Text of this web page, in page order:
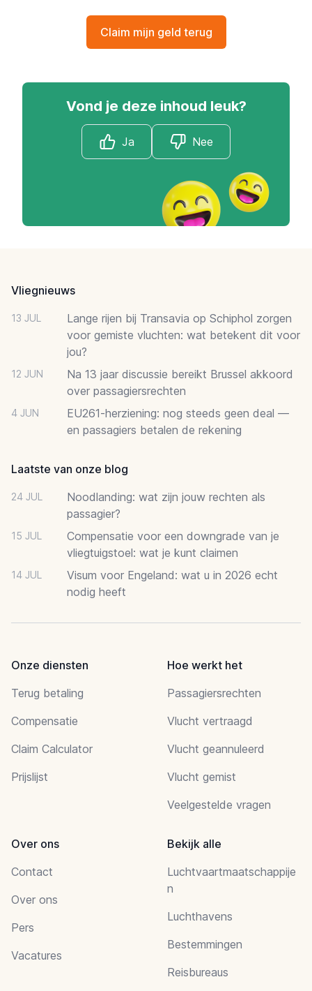
Claim mijn geld terug
Vond je deze inhoud leuk?
Ja Nee
Vliegnieuws
13 JUL
Lange rijen bij Transavia op Schiphol zorgen
voor gemiste vluchten: wat betekent dit voor
jou?
12 JUN
Na 13 jaar discussie bereikt Brussel akkoord
over passagiersrechten
4 JUN
EU261-herziening: nog steeds geen deal —
en passagiers betalen de rekening
Laatste van onze blog
24 JUL
Noodlanding: wat zijn jouw rechten als
passagier?
15 JUL
Compensatie voor een downgrade van je
vliegtuigstoel: wat je kunt claimen
14 JUL
Visum voor Engeland: wat u in 2026 echt
nodig heeft
Onze diensten
Terug betaling
Compensatie
Claim Calculator
Prijslijst
Hoe werkt het
Passagiersrechten
Vlucht vertraagd
Vlucht geannuleerd
Vlucht gemist
Veelgestelde vragen
Over ons
Contact
Over ons
Pers
Vacatures
Bekijk alle
Luchtvaartmaatschappije
n
Luchthavens
Bestemmingen
Reisbureaus